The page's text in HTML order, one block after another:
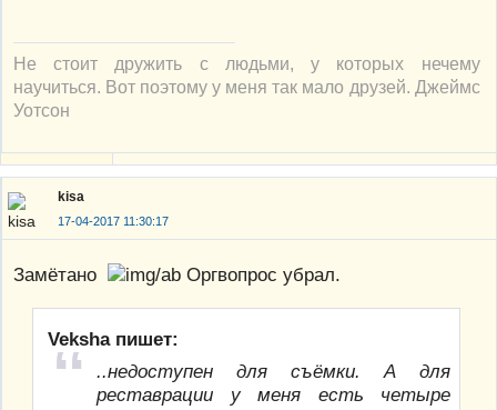
Не стоит дружить с людьми, у которых нечему
научиться. Вот поэтому у меня так мало друзей. Джеймс
Уотсон
kisa
17-04-2017 11:30:17
Замётано Оргвопрос убрал.
Veksha пишет:
..недоступен для съёмки. А для
реставрации у меня есть четыре